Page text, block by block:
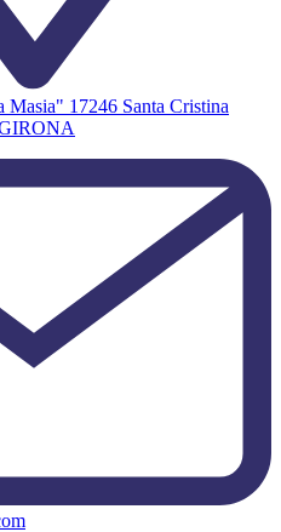
17246 Santa Cristina